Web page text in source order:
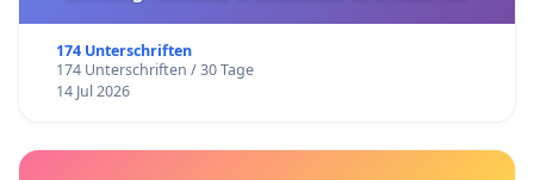
174 Unterschriften
174 Unterschriften / 30 Tage
14 Jul 2026